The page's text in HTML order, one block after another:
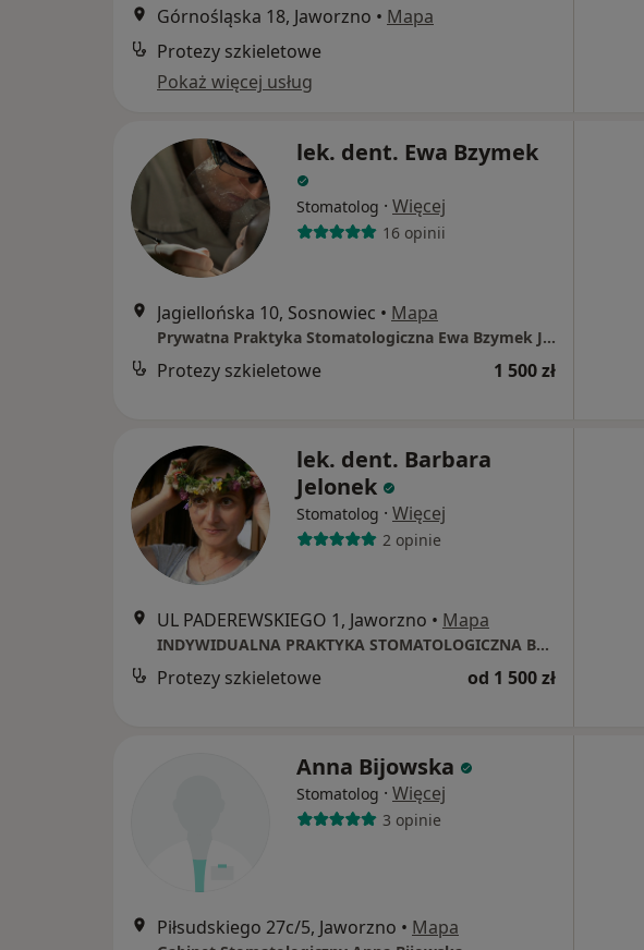
Górnośląska 18, Jaworzno • Mapa
Protezy szkieletowe
Pokaż więcej usług
lek. dent. Ewa Bzymek
Stomatolog · Więcej
16 opinii
Jagiellońska 10, Sosnowiec • Mapa
Prywatna Praktyka Stomatologiczna Ewa Bzymek Jagiellońska 10 Sosnowiec
Protezy szkieletowe 1 500 zł
lek. dent. Barbara
Jelonek
Stomatolog · Więcej
2 opinie
UL PADEREWSKIEGO 1, Jaworzno • Mapa
INDYWIDUALNA PRAKTYKA STOMATOLOGICZNA BARBARA JELONEK
Protezy szkieletowe od 1 500 zł
Anna Bijowska
Stomatolog · Więcej
3 opinie
Piłsudskiego 27c/5, Jaworzno • Mapa